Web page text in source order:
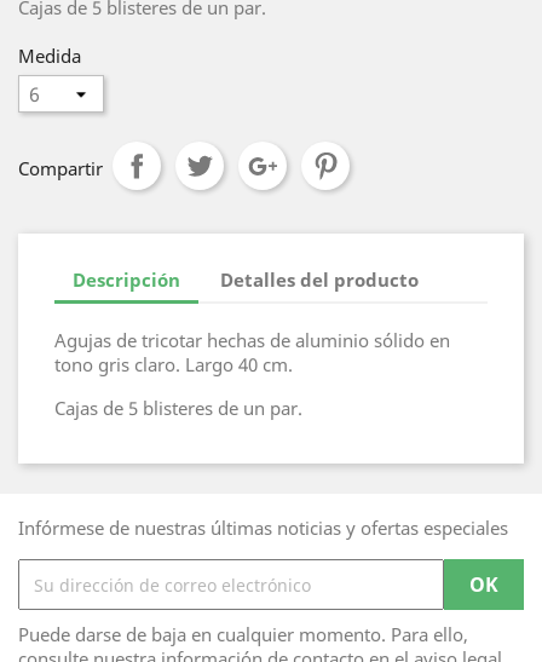
Cajas de 5 blisteres de un par.
Medida
Compartir
Descripción Detalles del producto
Agujas de tricotar hechas de aluminio sólido en
tono gris claro. Largo 40 cm.
Cajas de 5 blisteres de un par.
Infórmese de nuestras últimas noticias y ofertas especiales
Puede darse de baja en cualquier momento. Para ello,